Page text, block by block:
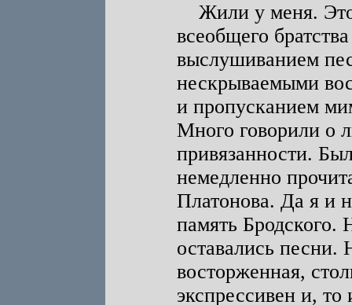
Жили у меня. Это
всеобщего
выслушиванием
нескрываемыми
и пропусканием
Много говорили о
привязанности.
немедленно
Платонова. Да я и
память Бродского.
оставались
восторженная,
экспрессивен и,